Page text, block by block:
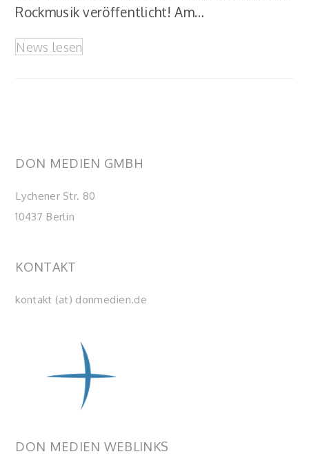
Rockmusik veröffentlicht! Am…
News lesen
DON MEDIEN GMBH
Lychener Str. 80
10437 Berlin
KONTAKT
kontakt (at) donmedien.de
DON MEDIEN WEBLINKS